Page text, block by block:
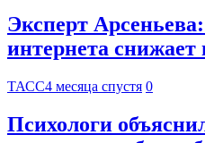
Эксперт
интернета снижает
ТАСС4 месяца спустя 0
Психологи